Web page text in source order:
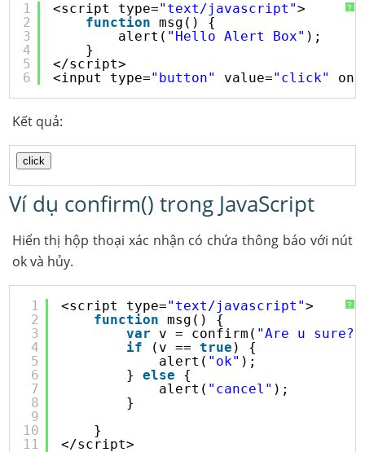
?
1
2
3
4
5
6
<script type="text/javascript">
function
msg() {
alert( "Hello Alert Box" );
}
</script>
<input type="button" value="click"
Kết quả:
Ví dụ confirm() trong JavaScript
Hiển thị hộp thoại xác nhận có chứa thông báo với nút
ok và hủy.
?
1
2
3
4
5
6
7
8
9
10
11
<script type="text/javascript">
function
msg() {
var
v = confirm( "Are u sure?"
if
(v == true ) {
alert( "ok" );
} else
{
alert( "cancel" );
}
}
</script>